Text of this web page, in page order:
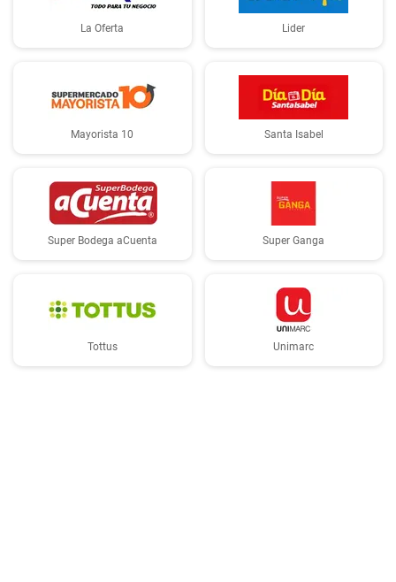
La Oferta Lider
Mayorista 10 Santa Isabel
Super Bodega aCuenta Super Ganga
Tottus Unimarc